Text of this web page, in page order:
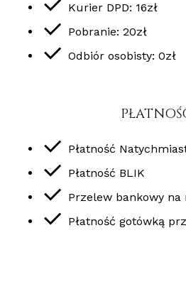
Kurier DPD: 16zł
Pobranie: 20zł
Odbiór osobisty: 0zł
Płatność
Płatność BLIK
Przelew bankowy na
Płatność gotówką